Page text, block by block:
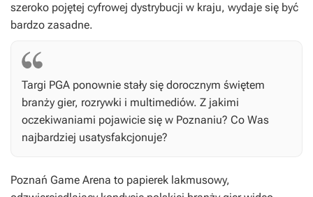
szeroko pojętej cyfrowej dystrybucji w kraju, wydaje się być
bardzo zasadne.
Targi PGA ponownie stały się dorocznym świętem
branży gier, rozrywki i multimediów. Z jakimi
oczekiwaniami pojawicie się w Poznaniu? Co Was
najbardziej usatysfakcjonuje?
Poznań Game Arena to papierek lakmusowy,